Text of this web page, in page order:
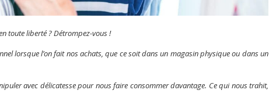
toute liberté ? Détrompez-vous !
lorsque l’on fait nos achats, que ce soit dans un magasin physique ou dans un
avec délicatesse pour nous faire consommer davantage. Ce qui nous trahit,